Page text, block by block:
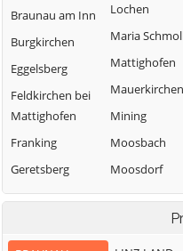
Braunau am Inn
Burgkirchen
Eggelsberg
Feldkirchen bei
Mattighofen
Franking
Geretsberg
Gilgenberg am
Haigermoos
Lochen
Maria
Mattighofen
Mauerkirchen
Mining
Moosbach
Moosdorf
Munderfing
Neukirchen